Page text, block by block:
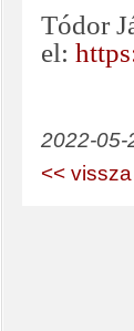
Tódor
el:
2022-05-
<< vissza